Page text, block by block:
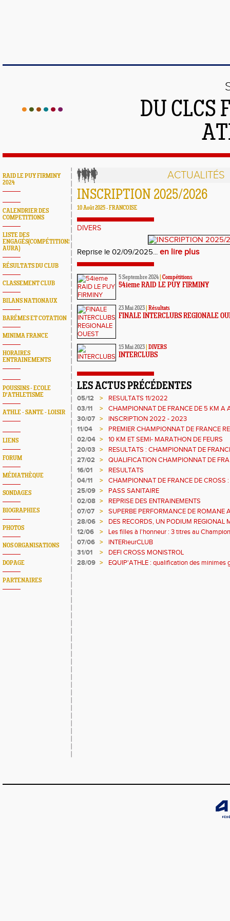
DU CLCS
RAID LE PUY FIRMINY
2024
CALENDRIER DES
COMPETITIONS
LISTE DES
ENGAGÉS(COMPÉTITIONS
AURA)
RÉSULTATS DU CLUB
CLASSEMENT CLUB
BILANS NATIONAUX
BARÉMES ET COTATION
MINIMA FRANCE
HORAIRES
ENTRAINEMENTS
POUSSINS - ECOLE
D'ATHLETISME
ATHLE - SANTE - LOISIR
LIENS
FORUM
MÉDIATHÈQUE
SONDAGES
BIOGRAPHIES
PHOTOS
NOS ORGANISATIONS
DOPAGE
PARTENAIRES
ACTUALITÉS
INSCRIPTION 2025/2026
10 Août 2025 - FRANCOISE
DIVERS
Reprise le 02/09/2025... en lire plus
5 Septembre 2024 Compétitions
54ieme RAID LE PUY FIRMINY
23 Mai 2023 Résultats
FINALE INTERCLUBS REGIONALE
15 Mai 2023 DIVERS
INTERCLUBS
LES ACTUS PRÉCÉDENTES
05/12 >
RESULTATS 11/2022
03/11
>
CHAMPIONNAT DE FRANCE DE 5 KM A
30/07 >
INSCRIPTION 2022 - 2023
11/04
>
PREMIER CHAMPIONNAT DE FRANCE
02/04 >
10 KM ET SEMI- MARATHON DE FEURS
20/03 >
RESULTATS : CHAMPIONNAT DE
27/02
>
QUALIFICATION CHAMPIONNAT DE
16/01
>
RESULTATS
04/11
>
CHAMPIONNAT DE FRANCE DE CROSS
25/09 >
PASS SANITAIRE
02/08 >
REPRISE DES ENTRAINEMENTS
07/07
>
SUPERBE PERFORMANCE DE ROMANE
28/06 >
DES RECORDS, UN PODIUM REGIONAL
QUALIFICATION AU CHAMPIONNAT DE
12/06 >
Les filles à l'honneur : 3 titres au
pré-région
07/06 >
INTERieurCLUB
31/01
>
DEFI CROSS MONISTROL
28/09 >
EQUIP'ATHLE : qualification des minimes